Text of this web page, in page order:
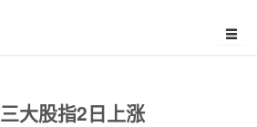
大股指2日上涨